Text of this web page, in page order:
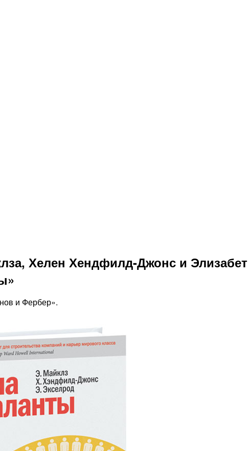
Хелен Хендфилд-Джонс и Элизабет
и Фербер».